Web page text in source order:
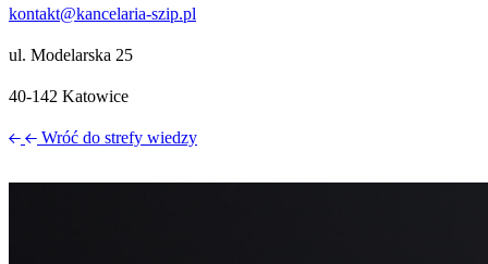
kontakt@kancelaria-szip.pl
ul. Modelarska 25
40‑142 Katowice
Wróć do strefy wiedzy